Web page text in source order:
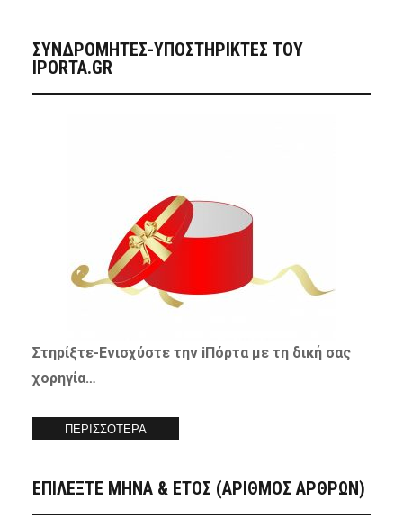
ΣΥΝΔΡΟΜΗΤΈΣ-ΥΠΟΣΤΗΡΙΚΤΈΣ ΤΟΥ
IPORTA.GR
Στηρίξτε-Ενισχύστετην iΠόρτα με τη δική σας
χορηγία…
ΠΕΡΙΣΣΟΤΕΡΑ
ΕΠΙΛΕΞΤΕ ΜΗΝΑ & ΕΤΟΣ (ΑΡΙΘΜΟΣ ΑΡΘΡΩΝ)